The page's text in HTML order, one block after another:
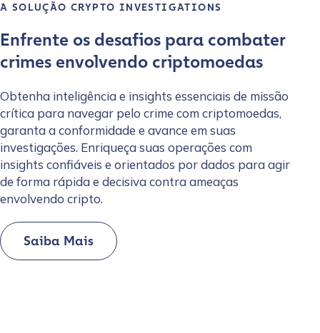
A SOLUÇÃO CRYPTO INVESTIGATIONS
Enfrente os desafios para combater
crimes envolvendo criptomoedas
Obtenha inteligência e insights essenciais de missão
crítica para navegar pelo crime com criptomoedas,
garanta a conformidade e avance em suas
investigações. Enriqueça suas operações com
insights confiáveis e orientados por dados para agir
de forma rápida e decisiva contra ameaças
envolvendo cripto.
Saiba Mais